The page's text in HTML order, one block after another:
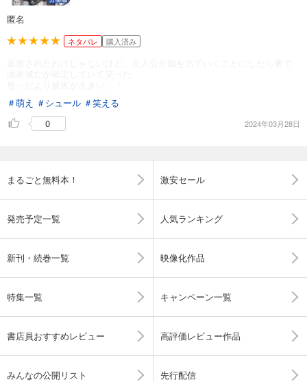
匿名
ネタバレ 購入済み
＃萌え ＃シュール ＃笑える
0
2024年03月28日
まるごと無料本！ 激安セール
発売予定一覧 人気ランキング
新刊・続巻一覧 映像化作品
特集一覧 キャンペーン一覧
書店員おすすめレビュー 高評価レビュー作品
みんなの公開リスト 先行配信